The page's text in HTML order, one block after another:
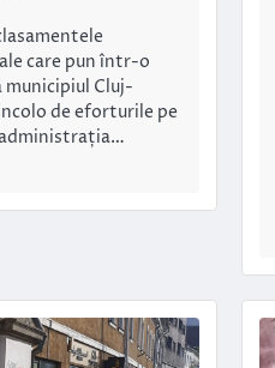
care pun într-o
municipiul Cluj-
de eforturile pe